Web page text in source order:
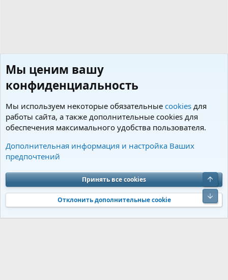
Пользователи
Cookies Charm by DCom
Обратная связь
Условия и правила
Политика конфиденциальности
Помощь
S
S
Community platform by XenForo® © 2010-2026 XenForo Ltd. Перевод от
Jumuro®|Media embeds via s9e/MediaSites
Мы ценим вашу
конфиденциальность
Мы используем некоторые обязательные cookies для
работы сайта, а также дополнительные cookies для
обеспечения максимального удобства пользователя.
Дополнительная информация и настройка Ваших
предпочтений
Принять все cookies
Отклонить дополнительные cookie
Верх
Низ